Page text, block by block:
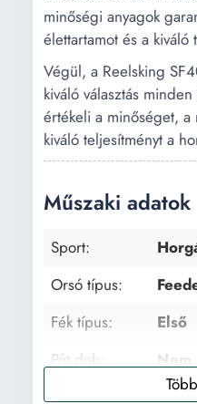
minőségi anyagok
élettartamot és a kiváló
Végül, a Reelsking
kiváló választás
értékeli a minőséget,
kiváló teljesítményt a
Műszaki adatok
Sport:
Orsó típus:
Fék típus:
Első
Pót dob:
Nem
Méret: